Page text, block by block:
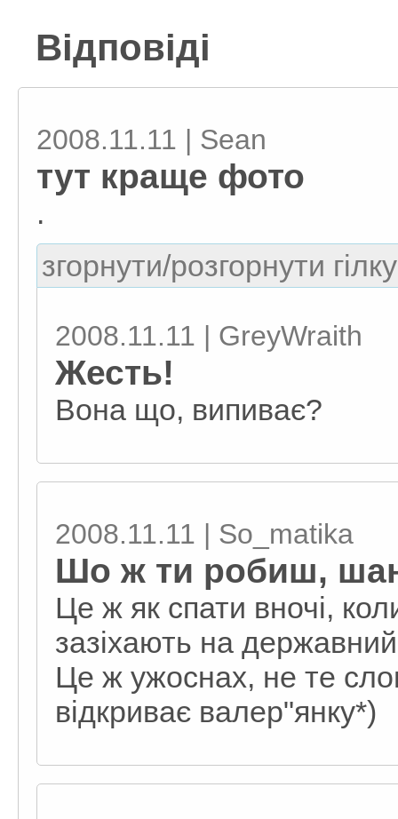
Відповіді
2008.11.11 | Sean
тут краще фото
.
згорнути/розгорнути
2008.11.11 | GreyWraith
Жесть!
Вона що, випиває?
2008.11.11 | So_matika
Шо ж ти робиш,
Це ж як спати вночі,
зазіхають на
Це ж ужоснах, не те
відкриває валер"янку*)